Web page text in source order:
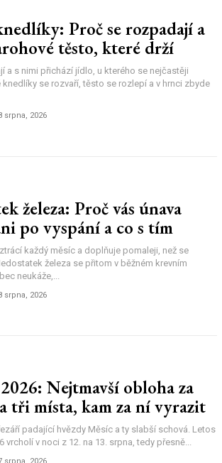
Proč se rozpadají a
těsto, které drží
a s nimi přichází jídlo, u kterého se nejčastěji
knedlíky se rozvaří, těsto se rozlepí a v hrnci zbyde
srpna, 2026
železa: Proč vás únava
po vyspání a co s tím
každý měsíc a doplňuje pomaleji, než se
železa se přitom v běžném krevním
neukáže,...
srpna, 2026
Nejtmavší obloha za
tři místa, kam za ní vyrazit
padající hvězdy Měsíc a ty slabší schová. Letos
vrcholí v noci z 12. na 13. srpna, tedy přesně...
srpna, 2026